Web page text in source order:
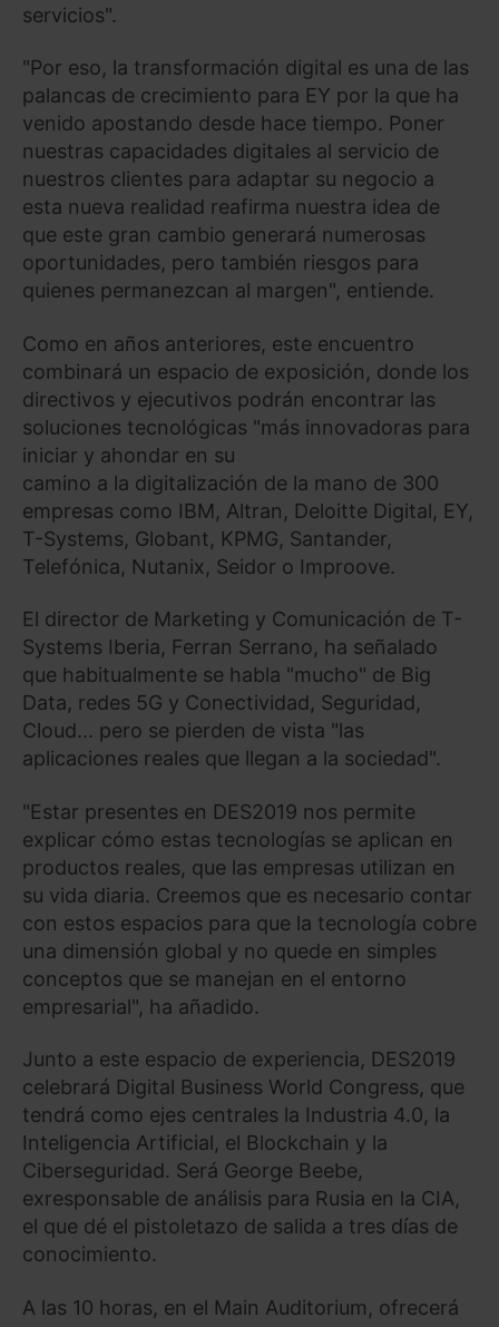
servicios".
"Por eso, la transformación digital es una de las
palancas de crecimiento para EY por la que ha
venido apostando desde hace tiempo. Poner
nuestras capacidades digitales al servicio de
nuestros clientes para adaptar su negocio a
esta nueva realidad reafirma nuestra idea de
que este gran cambio generará numerosas
oportunidades, pero también riesgos para
quienes permanezcan al margen", entiende.
Como en años anteriores, este encuentro
combinará un espacio de exposición, donde los
directivos y ejecutivos podrán encontrar las
soluciones tecnológicas "más innovadoras para
iniciar y ahondar en su
camino a la digitalización de la mano de 300
empresas como IBM, Altran, Deloitte Digital, EY,
T-Systems, Globant, KPMG, Santander,
Telefónica, Nutanix, Seidor o Improove.
El director de Marketing y Comunicación de T-
Systems Iberia, Ferran Serrano, ha señalado
que habitualmente se habla "mucho" de Big
Data, redes 5G y Conectividad, Seguridad,
Cloud... pero se pierden de vista "las
aplicaciones reales que llegan a la sociedad".
"Estar presentes en DES2019 nos permite
explicar cómo estas tecnologías se aplican en
productos reales, que las empresas utilizan en
su vida diaria. Creemos que es necesario contar
con estos espacios para que la tecnología cobre
una dimensión global y no quede en simples
conceptos que se manejan en el entorno
empresarial", ha añadido.
Junto a este espacio de experiencia, DES2019
celebrará Digital Business World Congress, que
tendrá como ejes centrales la Industria 4.0, la
Inteligencia Artificial, el Blockchain y la
Ciberseguridad. Será George Beebe,
exresponsable de análisis para Rusia en la CIA,
el que dé el pistoletazo de salida a tres días de
conocimiento.
A las 10 horas, en el Main Auditorium, ofrecerá